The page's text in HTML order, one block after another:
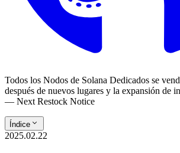
Todos los Nodos de Solana Dedicados se
después de nuevos lugares y la expansión de
— Next Restock Notice
Índice
2025.02.22